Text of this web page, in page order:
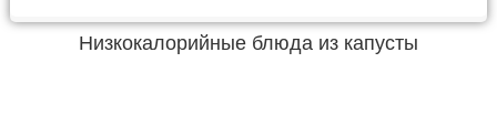
Низкокалорийные блюда из капусты